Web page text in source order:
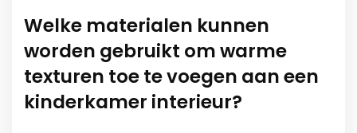
Welke materialen kunnen
worden gebruikt om warme
texturen toe te voegen aan een
kinderkamer interieur?